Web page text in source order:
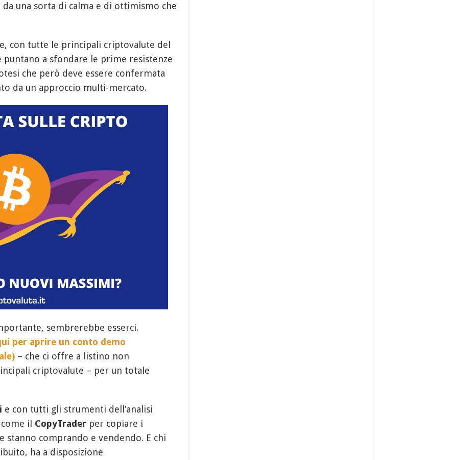
una sorta di calma e di ottimismo che
con tutte le principali criptovalute del
a sfondare le prime resistenze
che però deve essere confermata
da un approccio multi-mercato.
sembrerebbe esserci.
per aprire un conto demo
– che ci offre a listino non
criptovalute – per un totale
e con tutti gli strumenti dell’analisi
il CopyTrader per copiare i
comprando e vendendo. E chi
ha a disposizione